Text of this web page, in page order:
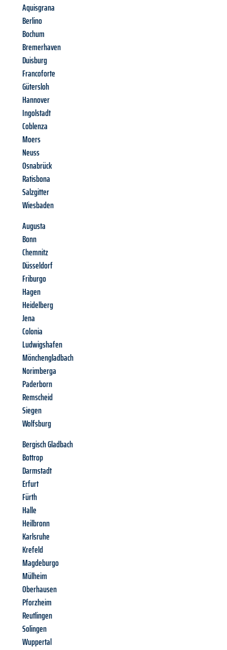
Aquisgrana
Berlino
Bochum
Bremerhaven
Duisburg
Francoforte
Gütersloh
Hannover
Ingolstadt
Coblenza
Moers
Neuss
Osnabrück
Ratisbona
Salzgitter
Wiesbaden
Augusta
Bonn
Chemnitz
Düsseldorf
Friburgo
Hagen
Heidelberg
Jena
Colonia
Ludwigshafen
Mönchengladbach
Norimberga
Paderborn
Remscheid
Siegen
Wolfsburg
Bergisch Gladbach
Bottrop
Darmstadt
Erfurt
Fürth
Halle
Heilbronn
Karlsruhe
Krefeld
Magdeburgo
Mülheim
Oberhausen
Pforzheim
Reutlingen
Solingen
Wuppertal